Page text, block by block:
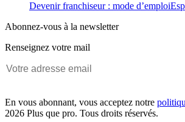
Devenir franchiseur : mode d’emploi
Abonnez-vous à la newsletter
Renseignez votre mail
En vous abonnant, vous acceptez notre
2026 Plus que pro. Tous droits réservés.